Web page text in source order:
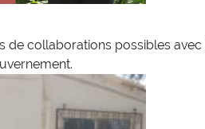
de collaborations possibles